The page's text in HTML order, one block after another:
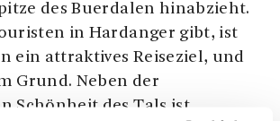
des Buerdalen hinabzieht.
in Hardanger gibt, ist
ein attraktives Reiseziel, und
Grund. Neben der
Schönheit des Tals ist